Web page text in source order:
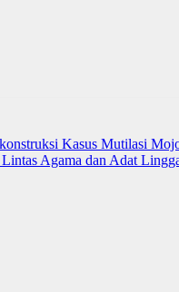
Kasus Mutilasi
Agama dan Adat